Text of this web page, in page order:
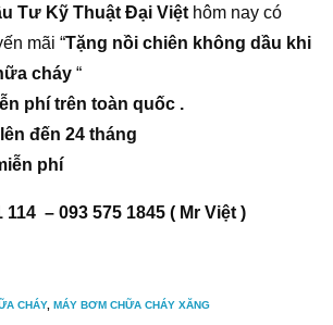
Tư Kỹ Thuật Đại Việt hôm nay có
mãi “Tặng nồi chiên không dầu khi
cháy “
phí trên toàn quốc .
đến 24 tháng
phí
114 – 093 575 1845 ( Mr Việt )
CHÁY, MÁY BƠM CHỮA CHÁY XĂNG